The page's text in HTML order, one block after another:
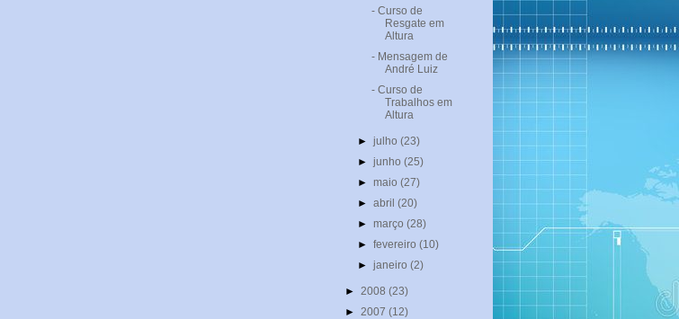
- Curso de
Resgate em
Altura
- Mensagem de
André Luiz
- Curso de
Trabalhos em
Altura
►julho(23)
►junho(25)
►maio(27)
►abril(20)
►março(28)
►fevereiro(10)
►janeiro(2)
► 2008 (23)
► 2007 (12)